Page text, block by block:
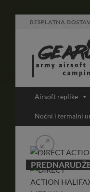
BESPLATNA
Airsoft replike
Noćni i termalni